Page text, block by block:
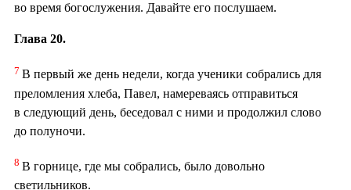
во время богослужения. Давайте его послушаем.
Глава 20.
7 В первый же день недели, когда ученики собрались для
преломления хлеба, Павел, намереваясь отправиться
в следующий день, беседовал с ними и продолжил слово
до полуночи.
8 В горнице, где мы собрались, было довольно
светильников.